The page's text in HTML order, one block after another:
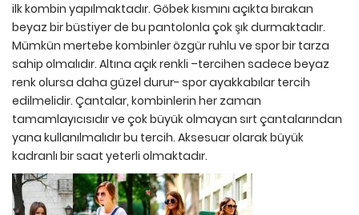
ilk kombin yapılmaktadır. Göbek kısmını açıkta bırakan
beyaz bir büstiyer de bu pantolonla çok şık durmaktadır.
Mümkün mertebe kombinler özgür ruhlu ve spor bir tarza
sahip olmalıdır. Altına açık renkli –tercihen sadece beyaz
renk olursa daha güzel durur- spor ayakkabılar tercih
edilmelidir. Çantalar, kombinlerin her zaman
tamamlayıcısıdır ve çok büyük olmayan sırt çantalarından
yana kullanılmalıdır bu tercih. Aksesuar olarak büyük
kadranlı bir saat yeterli olmaktadır.